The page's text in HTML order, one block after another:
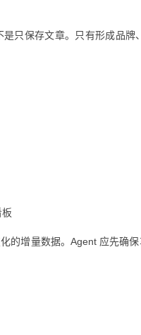
只保存文章。只有形成品
的增量数据。Agent 应先确